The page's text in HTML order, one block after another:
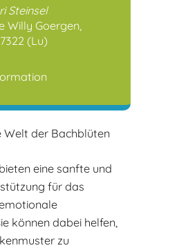
Steinsel
Willy Goergen,
(Lu)
Welt der Bachblüten
eine sanfte und
für das
können dabei helfen,
zu